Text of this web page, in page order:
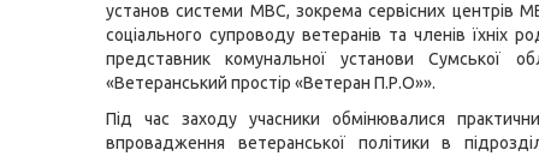
установ системи МВС, зокрема сервісних центрів
соціального супроводу ветеранів та членів їхніх
представник комунальної установи Сумської
«Ветеранський простір «Ветеран П.Р.О»».
Під час заходу учасники обмінювалися
впровадження ветеранської політики в